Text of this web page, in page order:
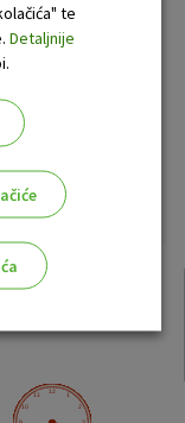
Prodajni
0,831630
1,119671
te
Detaljnije